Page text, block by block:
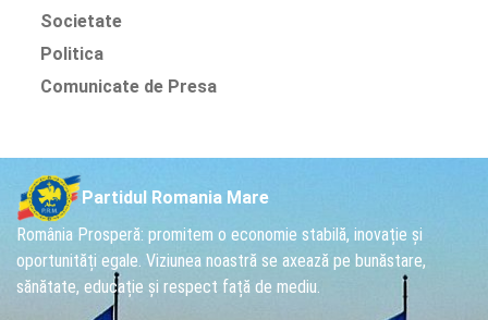
Societate
Politica
Comunicate de Presa
Partidul Romania Mare
România Prosperă: promitem o economie stabilă, inovație și
oportunități egale. Viziunea noastră se axează pe bunăstare,
sănătate, educație și respect față de mediu.